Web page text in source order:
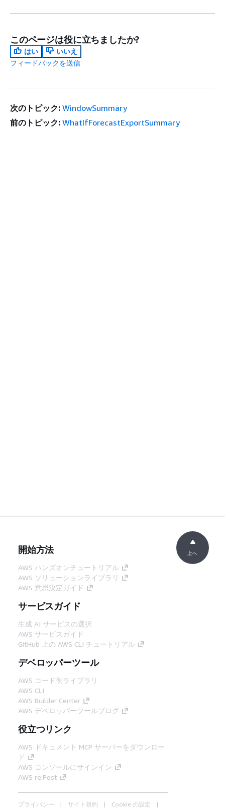
このページは役に立ちましたか?
はい
いいえ
フィードバックを送信
次のトピック: WindowSummary
前のトピック: WhatIfForecastExportSummary
開始方法
AWS ハンズオンチュートリアル
AWS ソリューションライブラリ
AWS 意思決定ガイド
サービスガイド
生成 AI サービスの選択
AWS サービスガイド
GitHub 上の AWS CLI チュートリアル
デベロッパーツール
AWS コード例ライブラリ
AWS CLI
AWS Builder Center
AWS デベロッパーツールブログ
役立つリンク
AWS ドキュメント MCP サーバーをダウンロー
ド
AWS コンソールにサインイン
AWS re:Post
プライバシー サイト規約 Cookie の設定
上へ